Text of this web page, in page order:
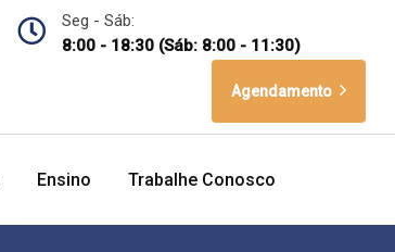
Seg - Sáb:
8:00 - 18:30 (Sáb: 8:00 - 11:30)
Agendamento
Ensino Trabalhe Conosco